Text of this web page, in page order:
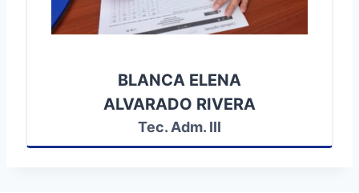
BLANCA ELENA
ALVARADO RIVERA
Tec. Adm. III